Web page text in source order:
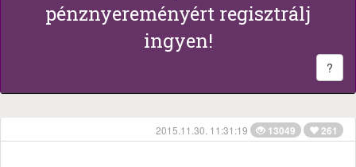
pénznyereményért regisztrálj
ingyen!
?
2015.11.30. 11:31:19 13049 261